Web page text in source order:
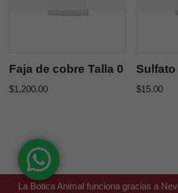
Faja de cobre Talla 0
$1,200.00 $15.00
La Botica Animal funciona gracias a